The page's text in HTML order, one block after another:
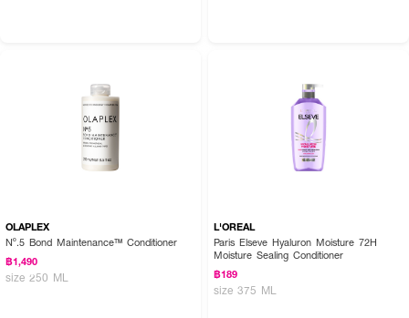
OLAPLEX
Nº.5 Bond Maintenance™ Conditioner
฿1,490
size 250 ML
L'OREAL
Paris Elseve Hyaluron Moisture 72H
Moisture Sealing Conditioner
฿189
size 375 ML